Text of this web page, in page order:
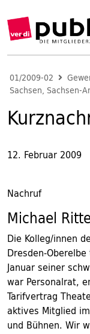
01/2009-02
Sachsen, Sachsen-
12. Februar 2009
Nachruf
Michael
Die Kolleg/innen
Dresden-
Januar seiner
war Personalrat,
Tarifvertrag
aktives Mitglied
und Bühnen. Wir